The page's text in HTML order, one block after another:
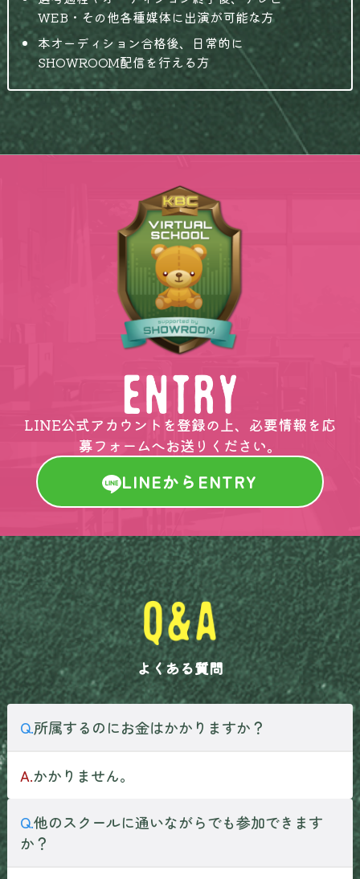
WEB・その他各種媒体に出演が可能な方
本オーディション合格後、日常的に
SHOWROOM配信を行える方
LINE公式アカウントを登録の上、必要情報を応
募フォームへお送りください。
LINEからENTRY
よくある質問
Q.所属するのにお金はかかりますか？
A.かかりません。
Q.他のスクールに通いながらでも参加できます
か？